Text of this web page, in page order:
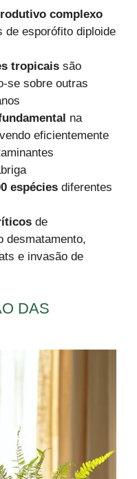
complexo
de esporófito diploide
tropicais são
se sobre outras
na
eficientemente
espécies diferentes
de
desmatamento,
e invasão de
DAS